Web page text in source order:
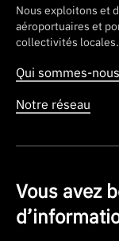
Nous exploitons et
aéroportuaires et
collectivités locales.
Qui sommes-
Notre réseau
Vous avez